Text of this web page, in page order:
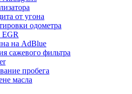
от угона
одометра
EGR
на AdBlue
сажевого фильтра
пробега
масла